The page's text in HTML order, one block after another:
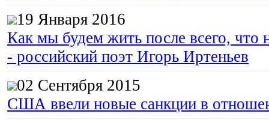
19 Января 2016
Как мы будем жить после всего, что
- российский поэт Игорь Иртеньев
02 Сентября 2015
США ввели новые санкции в